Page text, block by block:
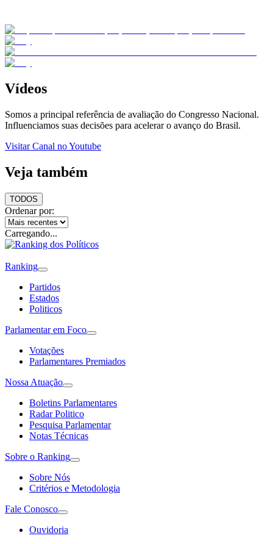
Vídeos
Somos a principal referência de avaliação do Congresso Nacional.
Influenciamos suas decisões para acelerar o avanço do Brasil.
Visitar Canal no Youtube
Veja também
TODOS
Ordenar por:
Carregando...
Ranking
Partidos
Estados
Politicos
Parlamentar em Foco
Votações
Parlamentares Premiados
Nossa Atuação
Boletins Parlamentares
Radar Politico
Pesquisa Parlamentar
Notas Técnicas
Sobre o Ranking
Sobre Nós
Critérios e Metodologia
Fale Conosco
Ouvidoria